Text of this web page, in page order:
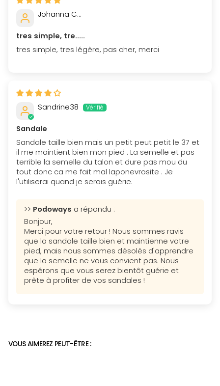
Johanna C...
tres simple, tre.....
tres simple, tres légère, pas cher, merci
Sandrine38
Sandale
Sandale taille bien mais un petit peut petit le 37 et
il me maintient bien mon pied . La semelle et pas
terrible la semelle du talon et dure pas mou du
tout donc ca me fait mal laponevrosite . Je
l'utiliserai quand je serais guérie.
>> Podoways a répondu :
Bonjour,
Merci pour votre retour ! Nous sommes ravis
que la sandale taille bien et maintienne votre
pied, mais nous sommes désolés d'apprendre
que la semelle ne vous convient pas. Nous
espérons que vous serez bientôt guérie et
prête à profiter de vos sandales !
VOUS AIMEREZ PEUT-ÊTRE :